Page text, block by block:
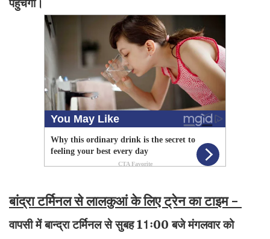
बांद्रा टर्मिनल से लालकुआं के लिए ट्रेन का टाइम -
वापसी में बान्द्रा टर्मिनल से सुबह 11ः00 बजे मंगलवार को